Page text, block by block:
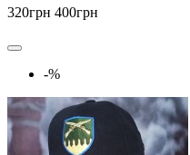
320грн 400грн
-%